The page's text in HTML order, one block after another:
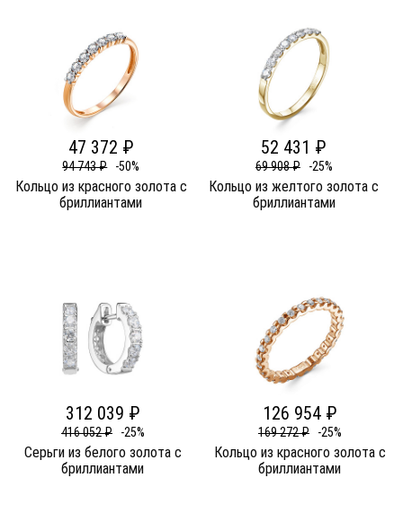
47 372 ₽
94 743 ₽ -50%
Кольцо из красного золота c
бриллиантами
52 431 ₽
69 908 ₽ -25%
Кольцо из желтого золота c
бриллиантами
312 039 ₽
416 052 ₽ -25%
Серьги из белого золота c
бриллиантами
126 954 ₽
169 272 ₽ -25%
Кольцо из красного золота c
бриллиантами